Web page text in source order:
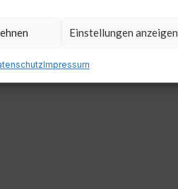
Einstellungen anzeigen
Impressum